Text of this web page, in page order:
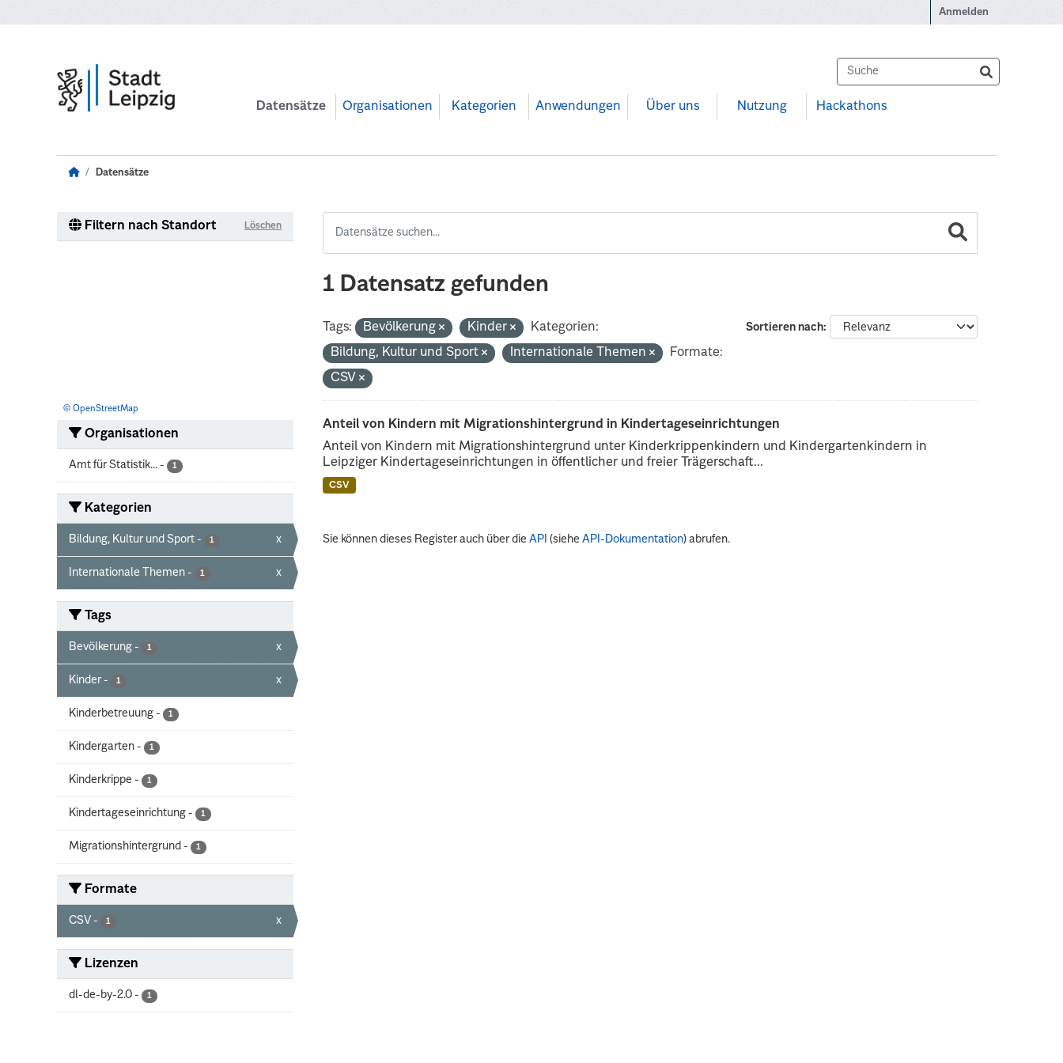
Anmelden
Datensätze Organisationen Kategorien Anwendungen Über uns Nutzung Hackathons
Datensätze
Filtern nach Standort Löschen
© OpenStreetMap
Organisationen
Amt für Statistik... - 1
Kategorien
Bildung, Kultur und Sport - 1 x
Internationale Themen - 1 x
Tags
Bevölkerung - 1 x
Kinder - 1 x
Kinderbetreuung - 1
Kindergarten - 1
Kinderkrippe - 1
Kindertageseinrichtung - 1
Migrationshintergrund - 1
Formate
CSV - 1 x
Lizenzen
dl-de-by-2.0 - 1
1 Datensatz gefunden
Sortieren nach
Tags: Bevölkerung Kinder
Kategorien:
Bildung, Kultur und Sport
Internationale Themen
Formate:
CSV
Anteil von Kindern mit Migrationshintergrund in Kindertageseinrichtungen
Anteil von Kindern mit Migrationshintergrund unter Kinderkrippenkindern und Kindergartenkindern in
Leipziger Kindertageseinrichtungen in öffentlicher und freier Trägerschaft...
CSV
Sie können dieses Register auch über dieAPI (sieheAPI-Dokumentation) abrufen.